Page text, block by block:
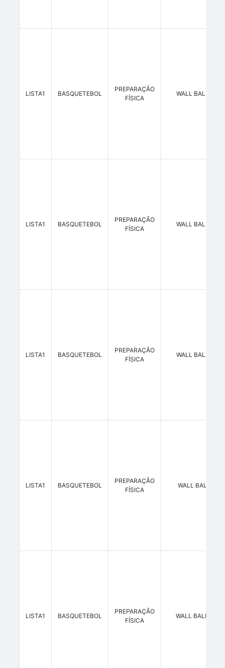
LISTA1 BASQUETEBOL
PREPARAÇÃO
FÍSICA
WALL BALL 14
LISTA1 BASQUETEBOL
PREPARAÇÃO
FÍSICA
WALL BALL 16
LISTA1 BASQUETEBOL
PREPARAÇÃO
FÍSICA
WALL BALL 18
LISTA1 BASQUETEBOL
PREPARAÇÃO
FÍSICA
WALL BALL 2 KG
LISTA1 BASQUETEBOL
PREPARAÇÃO
FÍSICA
WALL BALL 20